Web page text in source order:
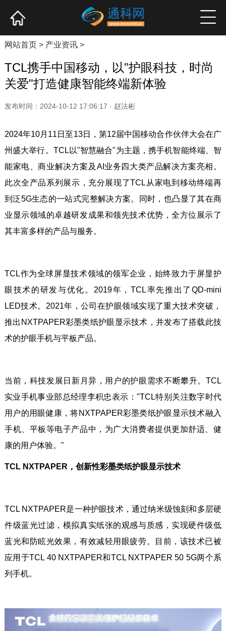
产业资讯 企业新品 高端访谈
网站首页> 产业资讯>
TCL携手中国移动，以"护眼科技，时尚
关爱"打造健康智能终端新体验
发布时间：2024-10-12 17:06:17 · 赵法彬
2024年10月11日至13日，第12届中国移动合作伙伴大会在广
州盛大举行。TCL以"智慧融合"为主题，携手机智能终端、智
能家电、商业解决方案及AI业务四大类产品解决方案亮相。
此次全产品系列展示，充分展现了TCL从家电到移动终端再
到泛5G生态的一站式完整解决方案。同时，也凸显了其在商
业显示领域的卓越研发成果和领先技术优势，全方位展示了
其丰富多样的产品与服务。
TCL作为全球屏显技术领域的领军企业，始终致力于屏显护
眼技术的研发与优化。2019年，TCL率先推出了QD-mini
LED技术。2021年，公司在护眼领域实现了重大技术突破，
推出NXTPAPER彩墨类纸护眼显示技术，并发布了搭载此技
术的护眼手机与平板产品。
当前，科技发展日新月异，用户的护眼需求不断攀升。TCL
实业手机事业部总经理李积忠表示："TCL特别关注数字时代
用户的用眼健康，将NXTPAPER彩墨类纸护眼显示技术融入
手机、平板等电子产品中，为广大消费者提供更加舒适、健
康的用户体验。"
TCL NXTPAPER，创新性彩墨类纸护眼显示技术
TCL NXTPAPER是一种护眼技术，通过纳米级蚀刻和多层硬
件级蓝光过滤，模拟真实纸张的观感与质感，实现硬件级低
蓝光和防眩光效果，有效减轻用眼疲劳。目前，该技术已被
应用于TCL 40 NXTPAPER和TCL NXTPAPER 50 5G两个系
列手机。